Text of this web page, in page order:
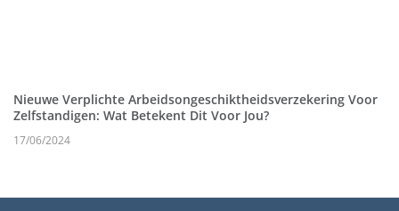
Nieuwe Verplichte Arbeidsongeschiktheidsverzekering Voor
Zelfstandigen: Wat Betekent Dit Voor Jou?
17/06/2024